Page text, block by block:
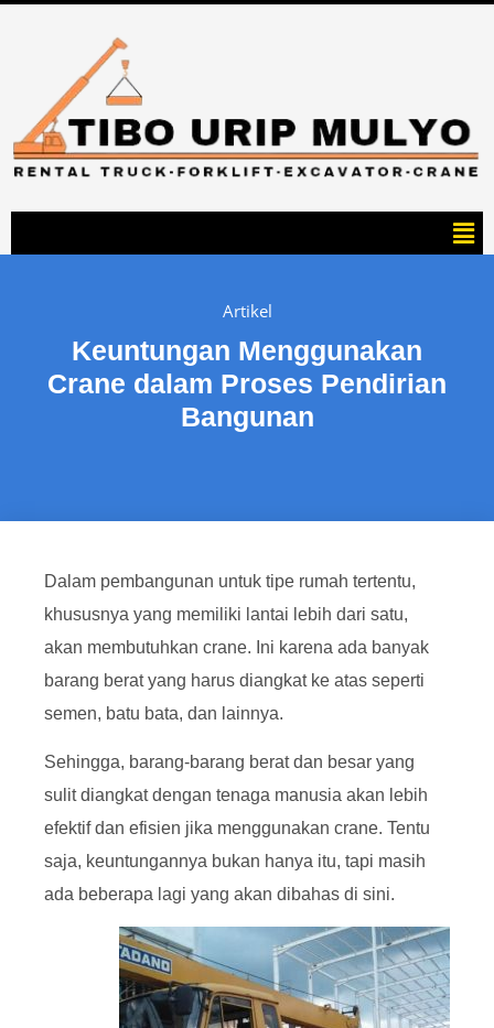
Artikel
Keuntungan Menggunakan
Crane dalam Proses Pendirian
Bangunan
Dalam pembangunan untuk tipe rumah tertentu,
khususnya yang memiliki lantai lebih dari satu,
akan membutuhkan crane. Ini karena ada banyak
barang berat yang harus diangkat ke atas seperti
semen, batu bata, dan lainnya.
Sehingga, barang-barang berat dan besar yang
sulit diangkat dengan tenaga manusia akan lebih
efektif dan efisien jika menggunakan crane. Tentu
saja, keuntungannya bukan hanya itu, tapi masih
ada beberapa lagi yang akan dibahas di sini.